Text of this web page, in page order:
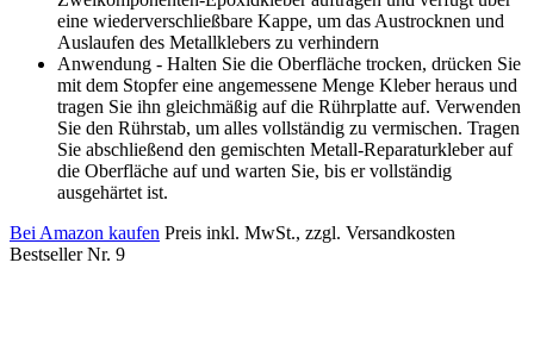
eine wiederverschließbare Kappe, um das Austrocknen und
Auslaufen des Metallklebers zu verhindern
Anwendung - Halten Sie die Oberfläche trocken, drücken Sie
mit dem Stopfer eine angemessene Menge Kleber heraus und
tragen Sie ihn gleichmäßig auf die Rührplatte auf. Verwenden
Sie den Rührstab, um alles vollständig zu vermischen. Tragen
Sie abschließend den gemischten Metall-Reparaturkleber auf
die Oberfläche auf und warten Sie, bis er vollständig
ausgehärtet ist.
Bei Amazon kaufen Preis inkl. MwSt., zzgl. Versandkosten
Bestseller Nr. 9